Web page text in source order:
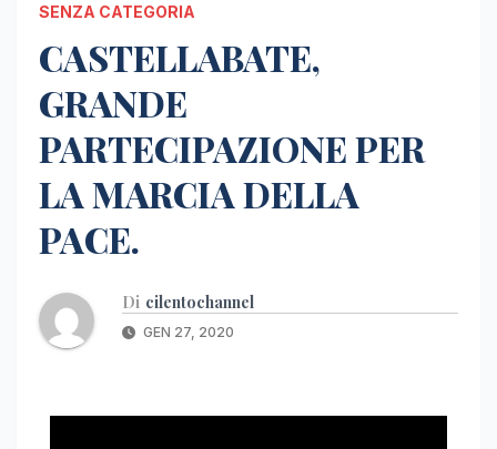
SENZA CATEGORIA
CASTELLABATE,
GRANDE
PARTECIPAZIONE PER
LA MARCIA DELLA
PACE.
Di cilentochannel
GEN 27, 2020